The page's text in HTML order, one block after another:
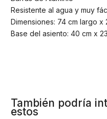
Resistente al agua y muy
Dimensiones: 74 cm largo x
Base del asiento: 40 cm x
También podría
estos